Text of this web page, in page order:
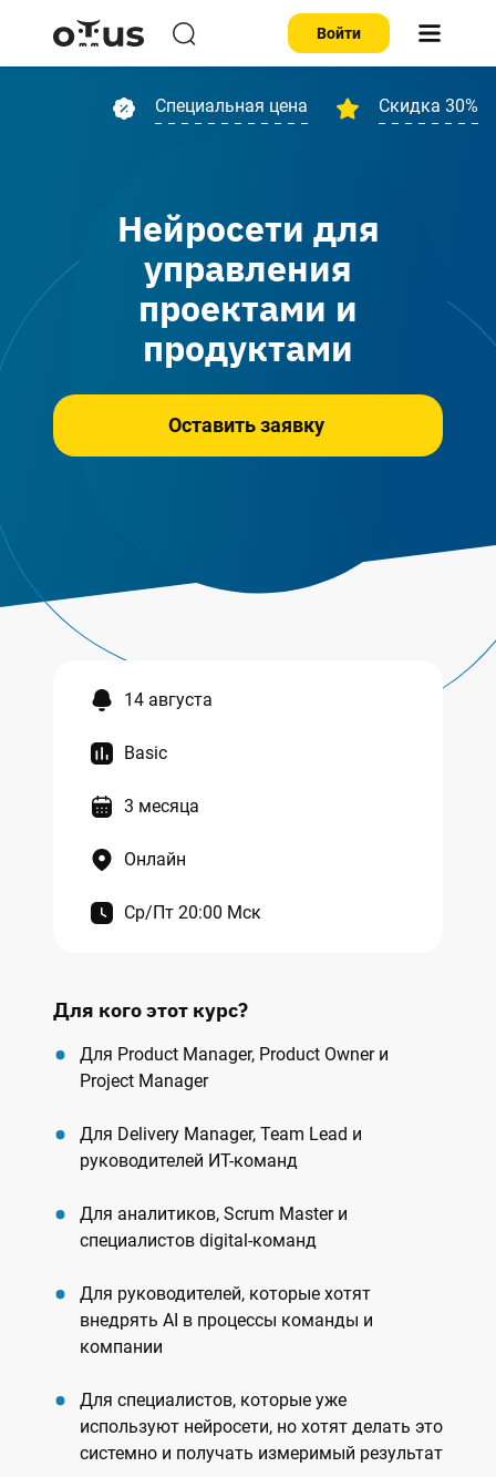
Войти
Специальная цена Скидка 30%
Нейросети для
управления
проектами и
продуктами
Оставить заявку
14 августа
Basic
3 месяца
Онлайн
Ср/Пт 20:00 Мск
Для кого этот курс?
Для Product Manager, Product Owner и
Project Manager
Для Delivery Manager, Team Lead и
руководителей ИТ-команд
Для аналитиков, Scrum Master и
специалистов digital-команд
Для руководителей, которые хотят
внедрять AI в процессы команды и
компании
Для специалистов, которые уже
используют нейросети, но хотят делать это
системно и получать измеримый результат